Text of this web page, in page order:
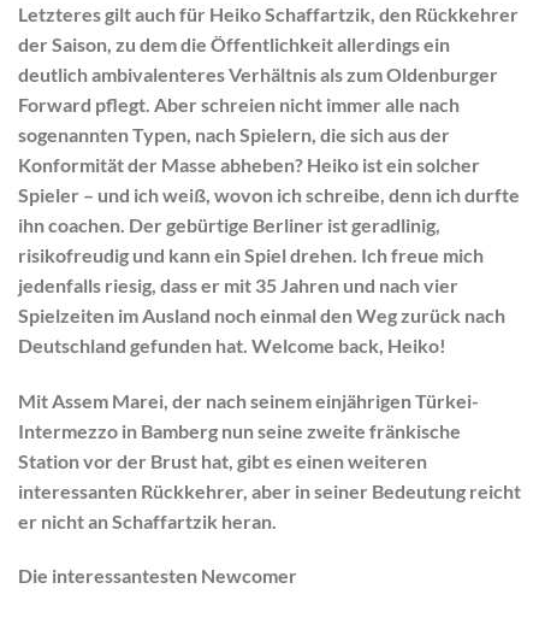
Letzteres gilt auch für Heiko Schaffartzik , den Rückkehrer
der Saison, zu dem die Öffentlichkeit allerdings ein
deutlich ambivalenteres Verhältnis als zum Oldenburger
Forward pflegt. Aber schreien nicht immer alle nach
sogenannten Typen, nach Spielern, die sich aus der
Konformität der Masse abheben? Heiko ist ein solcher
Spieler – und ich weiß, wovon ich schreibe, denn ich durfte
ihn coachen. Der gebürtige Berliner ist geradlinig,
risikofreudig und kann ein Spiel drehen. Ich freue mich
jedenfalls riesig, dass er mit 35 Jahren und nach vier
Spielzeiten im Ausland noch einmal den Weg zurück nach
Deutschland gefunden hat. Welcome back, Heiko!
Mit Assem Marei , der nach seinem einjährigen Türkei-
Intermezzo in Bamberg nun seine zweite fränkische
Station vor der Brust hat, gibt es einen weiteren
interessanten Rückkehrer, aber in seiner Bedeutung reicht
er nicht an Schaffartzik heran.
Die interessantesten Newcomer